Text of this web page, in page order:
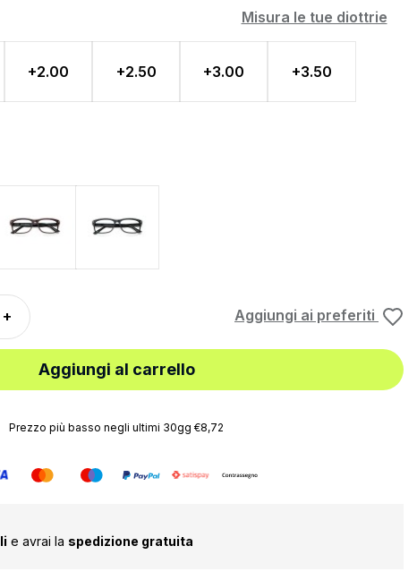
Misura le tue diottrie
+2.00 +2.50 +3.00 +3.50
Aggiungi ai preferiti
Aggiungi al carrello
Prezzo più basso negli ultimi 30gg €8,72
e avrai la spedizione gratuita